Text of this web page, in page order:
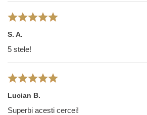
S. A.
5 stele!
Lucian B.
Superbi acesti cercei!